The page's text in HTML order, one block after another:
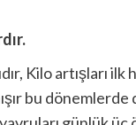
Kilo artışları
bu